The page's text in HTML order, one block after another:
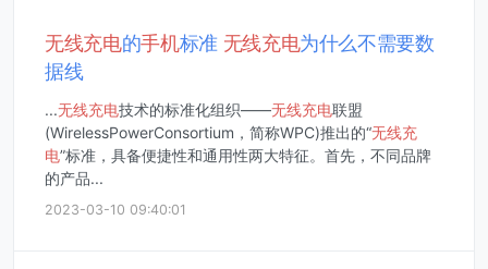
无线充电的手机标准 无线充电为什么不需要数
据线
...无线充电技术的标准化组织——无线充电联盟
(WirelessPowerConsortium，简称WPC)推出的“无线充
电”标准，具备便捷性和通用性两大特征。首先，不同品牌
的产品...
2023-03-10 09:40:01